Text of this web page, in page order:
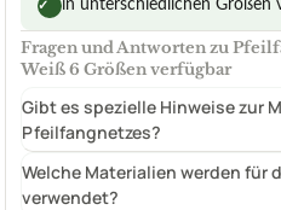
✓ in unterschiedlichen Größen
Fragen und Antworten zu
Weiß 6 Größen verfügbar
Gibt es spezielle Hinweise zur
Pfeilfangnetzes?
Welche Materialien werden für
verwendet?